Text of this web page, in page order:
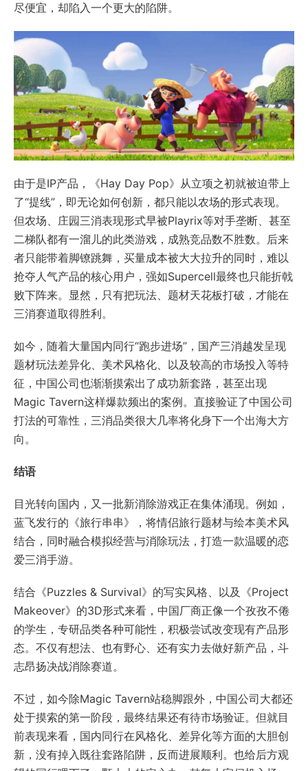
尽便宜，却陷入一个更大的陷阱。
由于是IP产品，《Hay Day Pop》从立项之初就被迫带上
了“提线”，即无论如何创新，都只能以农场的形式表现。
但农场、庄园三消表现形式早被Playrix等对手垄断、甚至
二梯队都有一溜儿的此类游戏，成熟竞品数不胜数。后来
者只能带着脚镣跳舞，买量成本被大大拉升的同时，难以
抢夺人气产品的核心用户，强如Supercell最终也只能折戟
败下阵来。显然，只有把玩法、题材天花板打破，才能在
三消赛道取得胜利。
如今，随着大量国内同行“跑步进场”，国产三消越发呈现
题材玩法差异化、美术风格化、以及较高的市场投入等特
征，中国公司也渐渐摸索出了成功新套路，甚至出现
Magic Tavern这样爆款频出的案例。直接验证了中国公司
打法的可靠性，三消品类很大几率将化身下一个出海大方
向。
结语
目光转向国内，又一批新消除游戏正在集体涌现。例如，
蓝飞发行的《旅行串串》，将情侣旅行题材与绘本美术风
结合，同时融合模拟经营与消除玩法，打造一款温暖的恋
爱三消手游。
结合《Puzzles & Survival》的写实风格、以及《Project
Makeover》的3D形式来看，中国厂商正像一个孜孜不倦
的学生，专研品类各种可能性，积极尝试改变现有产品形
态。不仅有想法、也有野心、还有实力去做好新产品，斗
志昂扬决战消除赛道。
不过，如今除Magic Tavern站稳脚跟外，中国公司大都还
处于摸索的第一阶段，最终结果还有待市场验证。但就目
前表现来看，国内同行在风格化、差异化等方面的大胆创
新，没有掉入既往套路陷阱，反而进展顺利。也给后方观